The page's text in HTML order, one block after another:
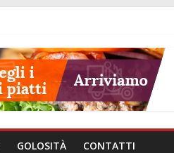
GOLOSITÀ CONTATTI